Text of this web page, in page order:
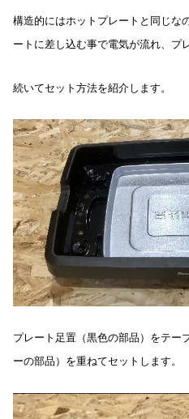
構造的にはホットプレートと同じな
ートに差し込む事で電気が流れ、プ
続いてセット方法を紹介します。
プレート足置（黒色の部品）をテー
ーの部品）を重ねてセットします。